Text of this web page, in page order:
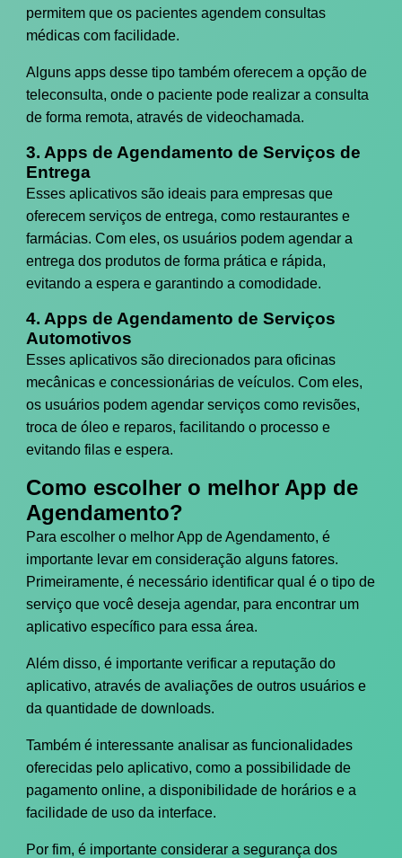
permitem que os pacientes agendem consultas
médicas com facilidade.
Alguns apps desse tipo também oferecem a opção de
teleconsulta, onde o paciente pode realizar a consulta
de forma remota, através de videochamada.
3. Apps de Agendamento de Serviços de
Entrega
Esses aplicativos são ideais para empresas que
oferecem serviços de entrega, como restaurantes e
farmácias. Com eles, os usuários podem agendar a
entrega dos produtos de forma prática e rápida,
evitando a espera e garantindo a comodidade.
4. Apps de Agendamento de Serviços
Automotivos
Esses aplicativos são direcionados para oficinas
mecânicas e concessionárias de veículos. Com eles,
os usuários podem agendar serviços como revisões,
troca de óleo e reparos, facilitando o processo e
evitando filas e espera.
Como escolher o melhor App de
Agendamento?
Para escolher o melhor App de Agendamento, é
importante levar em consideração alguns fatores.
Primeiramente, é necessário identificar qual é o tipo de
serviço que você deseja agendar, para encontrar um
aplicativo específico para essa área.
Além disso, é importante verificar a reputação do
aplicativo, através de avaliações de outros usuários e
da quantidade de downloads.
Também é interessante analisar as funcionalidades
oferecidas pelo aplicativo, como a possibilidade de
pagamento online, a disponibilidade de horários e a
facilidade de uso da interface.
Por fim, é importante considerar a segurança dos